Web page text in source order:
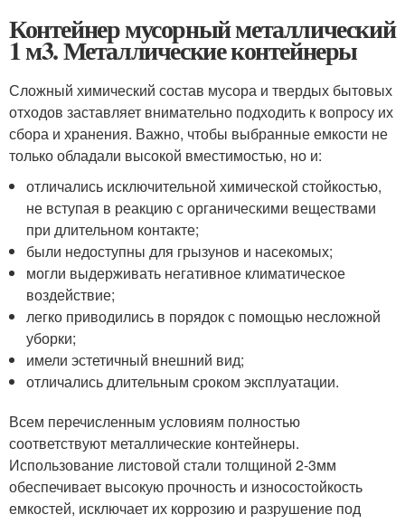
Контейнер мусорный металлический
1 м3. Металлические контейнеры
Сложный химический состав мусора и твердых бытовых
отходов заставляет внимательно подходить к вопросу их
сбора и хранения. Важно, чтобы выбранные емкости не
только обладали высокой вместимостью, но и:
отличались исключительной химической стойкостью,
не вступая в реакцию с органическими веществами
при длительном контакте;
были недоступны для грызунов и насекомых;
могли выдерживать негативное климатическое
воздействие;
легко приводились в порядок с помощью несложной
уборки;
имели эстетичный внешний вид;
отличались длительным сроком эксплуатации.
Всем перечисленным условиям полностью
соответствуют металлические контейнеры.
Использование листовой стали толщиной 2-3мм
обеспечивает высокую прочность и износостойкость
емкостей, исключает их коррозию и разрушение под